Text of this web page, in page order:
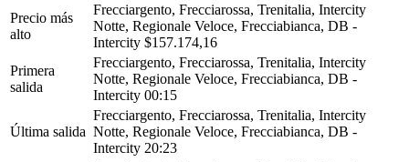
Precio más
alto
Frecciargento, Frecciarossa, Trenitalia, Intercity
Notte, Regionale Veloce, Frecciabianca, DB -
Intercity $157.174,16
Primera
salida
Frecciargento, Frecciarossa, Trenitalia, Intercity
Notte, Regionale Veloce, Frecciabianca, DB -
Intercity 00:15
Última salida
Frecciargento, Frecciarossa, Trenitalia, Intercity
Notte, Regionale Veloce, Frecciabianca, DB -
Intercity 20:23